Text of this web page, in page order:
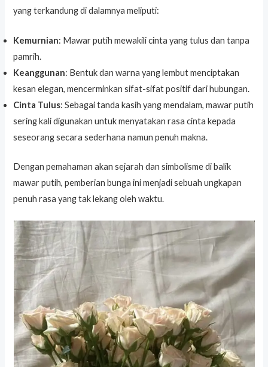
yang terkandung di dalamnya meliputi:
Kemurnian: Mawar putih mewakili cinta yang tulus dan tanpa
pamrih.
Keanggunan: Bentuk dan warna yang lembut menciptakan
kesan elegan, mencerminkan sifat-sifat positif dari hubungan.
Cinta Tulus: Sebagai tanda kasih yang mendalam, mawar putih
sering kali digunakan untuk menyatakan rasa cinta kepada
seseorang secara sederhana namun penuh makna.
Dengan pemahaman akan sejarah dan simbolisme di balik
mawar putih, pemberian bunga ini menjadi sebuah ungkapan
penuh rasa yang tak lekang oleh waktu.